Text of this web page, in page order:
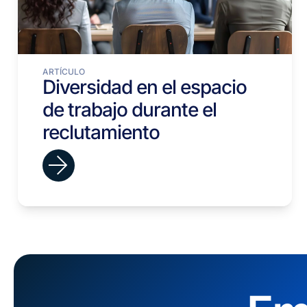
ARTÍCULO
Diversidad en el espacio
de trabajo durante el
reclutamiento